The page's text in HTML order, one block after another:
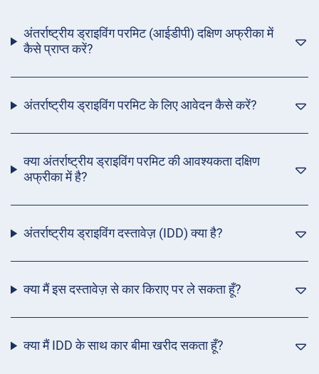
अंतर्राष्ट्रीय ड्राइविंग परमिट (आईडीपी) दक्षिण अफ्रीका में
कैसे प्राप्त करें?
अंतर्राष्ट्रीय ड्राइविंग परमिट के लिए आवेदन कैसे करें?
क्या अंतर्राष्ट्रीय ड्राइविंग परमिट की आवश्यकता दक्षिण
अफ्रीका में है?
अंतर्राष्ट्रीय ड्राइविंग दस्तावेज़ (IDD) क्या है?
क्या मैं इस दस्तावेज़ से कार किराए पर ले सकता हूँ?
क्या मैं IDD के साथ कार बीमा खरीद सकता हूँ?